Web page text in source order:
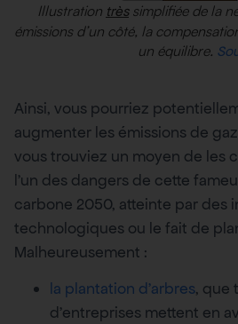
Illustration trèssimplifiée de la
émissions d’un côté, la
un équilibre.
Ainsi, vous pourriez
augmenter les émissions de
vous trouviez un moyen de les
l’un des dangers de cette
carbone 2050, atteinte par des
technologiques ou le fait de
Malheureusement :
la plantation d’arbres, que
d’entreprises mettent en